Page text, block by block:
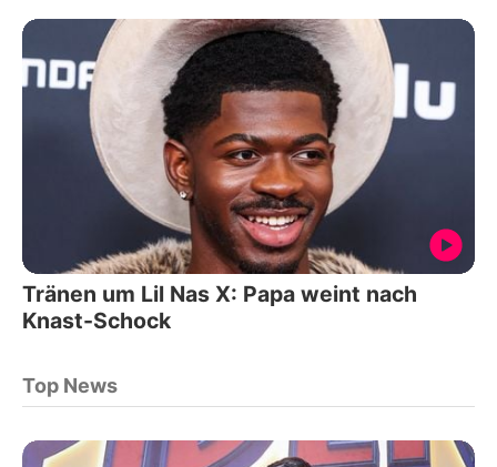
Tränen um Lil Nas X: Papa weint nach
Knast-Schock
Top News